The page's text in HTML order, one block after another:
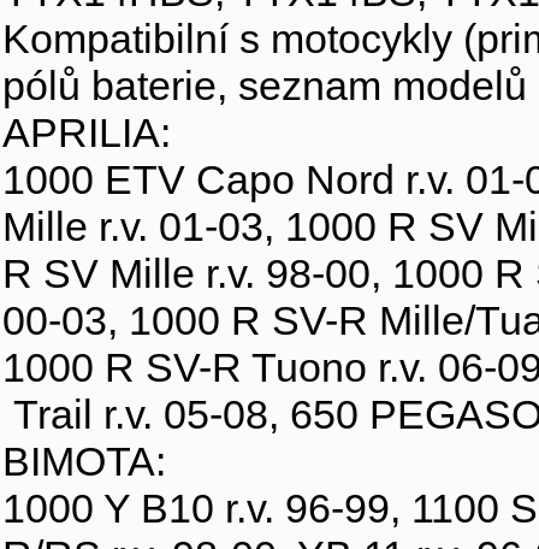
Kompatibilní s motocykly
pólů baterie, seznam
APRILIA:
1000 ETV Capo Nord r.v.
Mille r.v. 01-03, 1000 R SV
R SV Mille r.v. 98-00, 1000
00-03, 1000 R SV-R Mille/
1000 R SV-R Tuono r.v. 06-
Trail r.v. 05-08, 650
BIMOTA:
1000 Y B10 r.v. 96-99, 1100